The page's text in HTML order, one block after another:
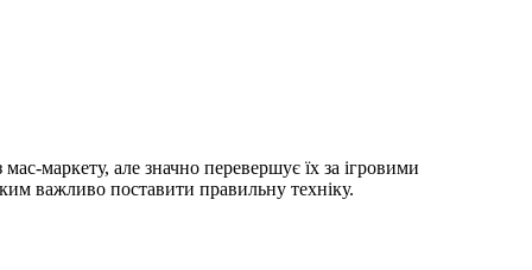
маркету, але значно перевершує їх за ігровими
важливо поставити правильну техніку.